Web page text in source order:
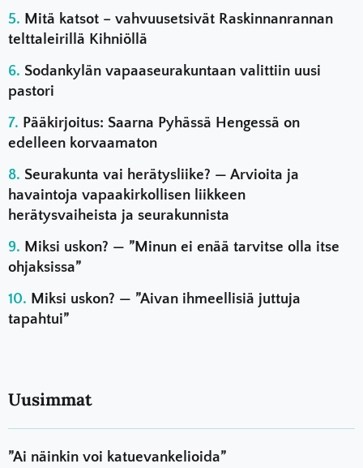
Mitä katsot – vahvuusetsivät Raskinnanrannan
telttaleirillä Kihniöllä
Sodankylän vapaaseurakuntaan valittiin uusi
pastori
Pääkirjoitus: Saarna Pyhässä Hengessä on
edelleen korvaamaton
Seurakunta vai herätysliike? — Arvioita ja
havaintoja vapaakirkollisen liikkeen
herätysvaiheista ja seurakunnista
Miksi uskon? — ”Minun ei enää tarvitse olla itse
ohjaksissa”
Miksi uskon? — ”Aivan ihmeellisiä juttuja
tapahtui”
Uusimmat
”Ai näinkin voi katuevankelioida”